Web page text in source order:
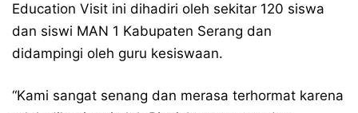
Education Visit ini dihadiri oleh sekitar 120 siswa
dan siswi MAN 1 Kabupaten Serang dan
didampingi oleh guru kesiswaan.
“Kami sangat senang dan merasa terhormat karena